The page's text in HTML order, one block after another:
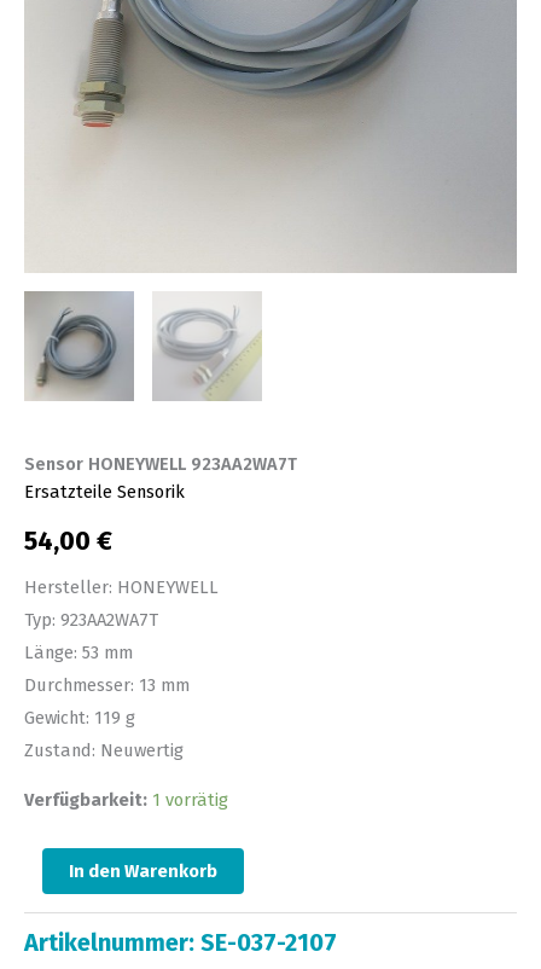
Sensor HONEYWELL 923AA2WA7T
Ersatzteile Sensorik
54,00 €
Hersteller: HONEYWELL
Typ: 923AA2WA7T
Länge: 53 mm
Durchmesser: 13 mm
Gewicht: 119 g
Zustand: Neuwertig
Verfügbarkeit: 1 vorrätig
In den Warenkorb
Artikelnummer: SE-037-2107